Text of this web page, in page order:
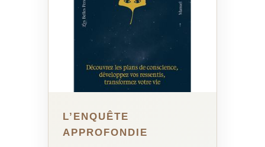
L’ENQUÊTE
APPROFONDIE